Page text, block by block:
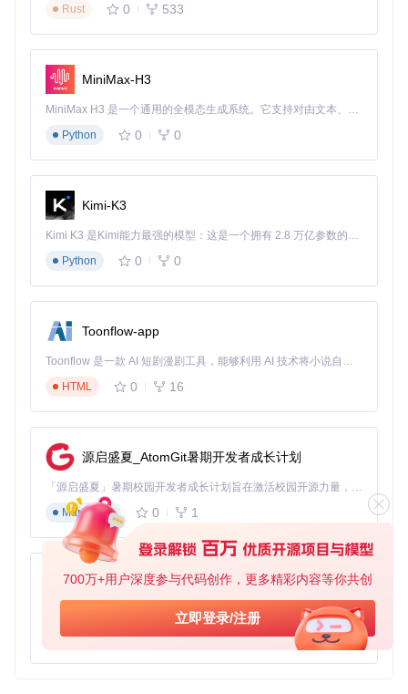
700万+用户深度参与代码创作，更多精彩内容等你共创
立即登录/注册
dom.body appendChild(newParagraph);
3. 应用案例和最佳实践
应用案例
iv.js 可以广泛应用于以下场景：
前端开发：在前端项目中解析和操作 HTML，例如动态生成
内容、处理用户输入的 HTML 片段等。
后端开发：在服务器端解析和操作 HTML，例如网页爬虫、
数据提取等。
性能优化：在处理大量 HTML 数据时，建议使用流式解析
速度。
错误处理
：在解析 HTML 时，可能会遇到不规范的 HTML
入必要的模块，以减少打包体积。
4. 典型生态项目
iv.js 作为一个轻量级的 HTML 解析器，可以与其他开源项目结
合使用，构建更强大的应用。以下是一些典型的生态项目：
Cheerio：一个类似于 jQuery 的库，用于在服务器端操作
DOM。iv.js 可以作为 Cheerio 的底层解析器，提供更高效
Puppeteer：一个无头浏览器工具，用于自动化浏览器操
作。iv.js 可以与 Puppeteer 结合，用于解析和操作网页内
Rust
0 533
MiniMax-H3
MiniMax H3 是一个通用的全模态生成系统。它支持对由文本、图像、视频和音频组成的多模态上下文进行统一理解，并能生成分辨率高达 2K、时长可达 15 秒的带原生立体声音频的视频。得益于面向任务泛化的系统设计，H3 在预训练阶段就已具备广泛的多模态上下文理解与生成能力，能够出色地执行复杂的多模态指令。
Python
0 0
Kimi-K3
Kimi K3 是Kimi能力最强的模型：这是一个拥有 2.8 万亿参数的混合专家（MoE）模型，具备原生视觉理解能力，并支持 100 万 token 的上下文窗口。
Python
0 0
Toonflow-app
Toonflow 是一款 AI 短剧漫剧工具，能够利用 AI 技术将小说自动转化为剧本，并结合 AI 生成的图片和视频，实现高效的短剧创作。借助 Toonflow，可以轻松完成从文字到影像的全流程，让短剧制作变得更加智能与便捷。
HTML
0 16
源启盛夏_AtomGit暑期开发者成长计划
「源启盛夏」暑期校园开发者成长计划旨在激活校园开源力量，通过积分激励、认证扶持、资源倾斜等形式，引导高校组织和开发者完成「入驻 — 建项目 — 做贡献 — 获认证 — 得资源」的完整闭环。无论你是想带领社团入驻平台的组织者，还是希望用代码贡献证明自己的开发者，都能在这里找到属于你的成长路径。
Markdown
0 1
AionUi
免费、本地、开源的 24/7 全天候 Cowork 应用，以及适用于 Gemini CLI、Claude Code、Codex、OpenCode、Qwen Code、Goose CLI、Auggie 等的 OpenClaw | 🌟 喜欢就点star吧
TypeScript
0 6